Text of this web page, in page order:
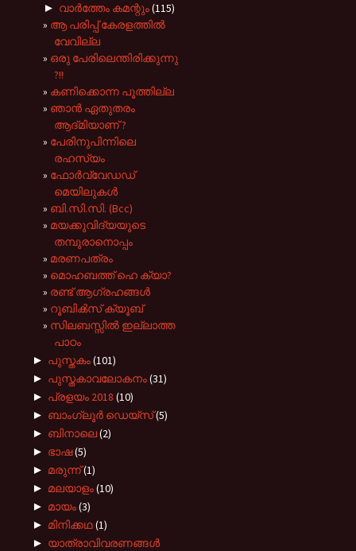
► വാർത്തേം കമന്റും(115)
ആ പരിപ്പ് കേരളത്തിൽ
വേവില്ല
ഒരു പേരിലെന്തിരിക്കുന്നു
?!!
കണിക്കൊന്ന പൂത്തില്ല
ഞാൻ ഏതുതരം
ആദ്‌മിയാണ് ?
പേരിനുപിന്നിലെ
രഹസ്യം
ഫോര്‍വ്വേഡഡ്
മെയിലുകള്‍
ബി.സി.സി. (Bcc)
മയക്കുവിദ്യയുടെ
തമ്പുരാനൊപ്പം
മരണപത്രം
മൊഹബത്ത് ഹെ ക്യാ?
രണ്ട് ആഗ്രഹങ്ങള്‍
റൂബിക്‍സ് ക്യൂബ്
സിലബസ്സിൽ ഇല്ലാത്ത
പാഠം
► പുസ്തകം(101)
► പുസ്തകാവലോകനം(31)
► പ്രളയം 2018 (10)
► ബാംഗ്ലൂർ ഡെയ്സ്(5)
► ബിനാലെ(2)
► ഭാഷ(5)
► മരുന്ന്(1)
► മലയാളം(10)
► മായം(3)
► മിനിക്കഥ(1)
► യാത്രാവിവരണങ്ങൾ